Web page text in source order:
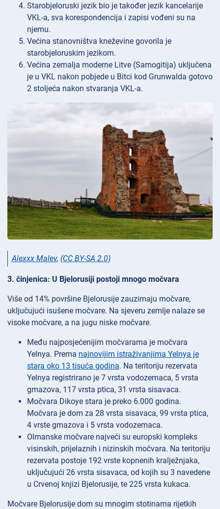
Starobjeloruski jezik bio je također jezik kancelarije
VKL-a, sva korespondencija i zapisi vođeni su na
njemu.
Većina stanovništva kneževine govorila je
starobjeloruskim jezikom.
Većina zemalja moderne Litve (Samogitija) uključena
je u VKL nakon pobjede u Bitci kod Grunwalda gotovo
2 stoljeća nakon stvaranja VKL-a.
Alexxx Malev, (CC BY-SA 2.0)
3. činjenica: U Bjelorusiji postoji mnogo močvara
Više od 14% površine Bjelorusije zauzimaju močvare,
uključujući isušene močvare. Na sjeveru zemlje nalaze se
visoke močvare, a na jugu niske močvare.
Među najposjećenijim močvarama je močvara
Yelnya. Prema najnovijim istraživanjima Yelnya je
stara oko 13 tisuća godina. Na teritoriju rezervata
Yelnya registrirano je 7 vrsta vodozemaca, 5 vrsta
gmazova, 117 vrsta ptica, 31 vrsta sisavaca.
Močvara Dikoye stara je preko 6.000 godina.
Močvara je dom za 28 vrsta sisavaca, 99 vrsta ptica,
4 vrste gmazova i 5 vrsta vodozemaca.
Olmanske močvare najveći su europski kompleks
visinskih, prijelaznih i nizinskih močvara. Na teritoriju
rezervata postoje 192 vrste kopnenih kralježnjaka,
uključujući 26 vrsta sisavaca, od kojih su 3 navedene
u Crvenoj knjizi Bjelorusije, te 225 vrsta kukaca.
Močvare Bjelorusije dom su mnogim stotinama rijetkih